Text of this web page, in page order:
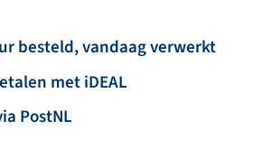
besteld, vandaag verwerkt
met iDEAL
PostNL